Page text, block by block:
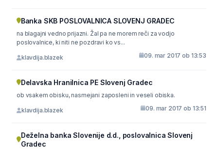
Banka SKB POSLOVALNICA SLOVENJ GRADEC
na blagajni vedno prijazni. Žal pa ne morem reči za vodjo
poslovalnice, ki niti ne pozdravi ko vs...
klavdija.blazek 09. mar 2017 ob 13:53
Delavska Hranilnica PE Slovenj Gradec
ob vsakem obisku, nasmejani zaposleni in veseli obiska.
klavdija.blazek 09. mar 2017 ob 13:51
Deželna banka Slovenije d.d., poslovalnica Slovenj
Gradec